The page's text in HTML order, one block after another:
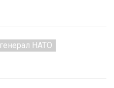
генерал НАТО